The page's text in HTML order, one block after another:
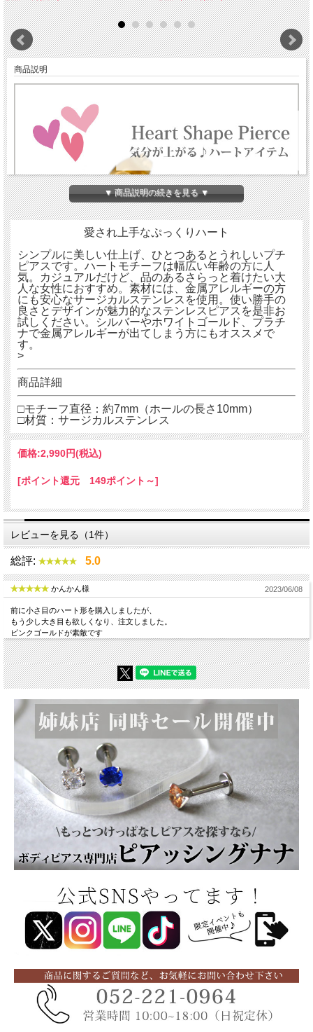
商品説明
▼ 商品説明の続きを見る ▼
愛され上手なぷっくりハート
シンプルに美しい仕上げ、ひとつあるとうれしいプチ
ピアスです。ハートモチーフは幅広い年齢の方に人
気。カジュアルだけど、品のあるさらっと着けたい大
人な女性におすすめ。素材には、金属アレルギーの方
にも安心なサージカルステンレスを使用。使い勝手の
良さとデザインが魅力的なステンレスピアスを是非お
試しください。シルバーやホワイトゴールド、プラチ
ナで金属アレルギーが出てしまう方にもオススメで
す。
>
商品詳細
□モチーフ直径：約7mm（ホールの長さ10mm）
□材質：サージカルステンレス
価格:2,990円(税込)
[ポイント還元 149ポイント～]
レビューを見る（1件）
総評: 5.0
かんかん様 2023/06/08
前に小さ目のハート形を購入しましたが、
もう少し大き目も欲しくなり、注文しました。
ピンクゴールドが素敵です